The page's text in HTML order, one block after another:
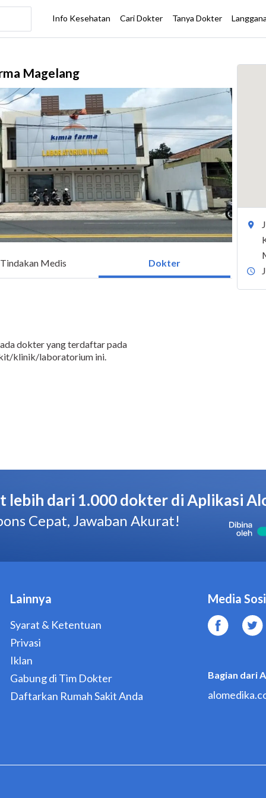
Magelang
Tindakan Medis Dokter
dokter yang terdaftar pada
klinik/laboratorium ini.